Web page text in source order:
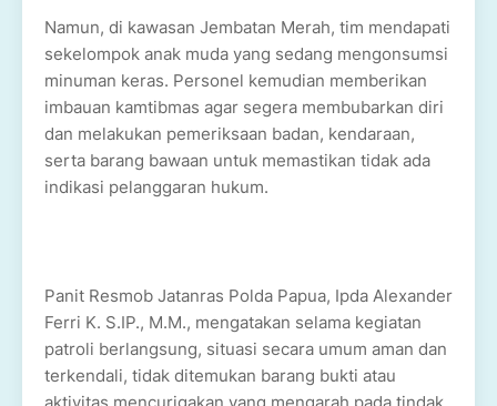
Namun, di kawasan Jembatan Merah, tim mendapati
sekelompok anak muda yang sedang mengonsumsi
minuman keras. Personel kemudian memberikan
imbauan kamtibmas agar segera membubarkan diri
dan melakukan pemeriksaan badan, kendaraan,
serta barang bawaan untuk memastikan tidak ada
indikasi pelanggaran hukum.
Panit Resmob Jatanras Polda Papua, Ipda Alexander
Ferri K. S.IP., M.M., mengatakan selama kegiatan
patroli berlangsung, situasi secara umum aman dan
terkendali, tidak ditemukan barang bukti atau